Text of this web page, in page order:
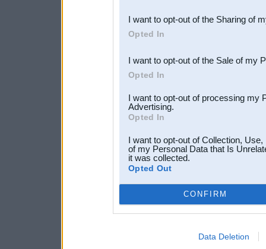
Downstream Participants
third parties.
I want to opt-out of the Sharing of
Opted In
I want to opt-out of the Sale of my
Opted In
I want to opt-out of processing my
Advertising.
Opted In
I want to opt-out of Collection,
of my Personal Data that Is
it was collected.
Opted Out
CONFIRM
Data Deletion